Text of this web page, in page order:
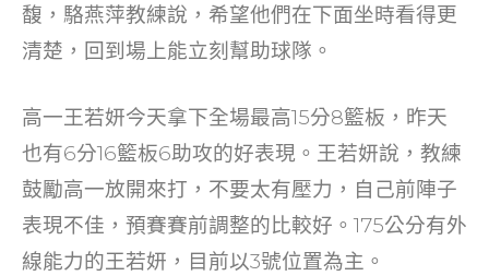
馥，駱燕萍教練說，希望他們在下面坐時看得更
清楚，回到場上能立刻幫助球隊。
高一王若妍今天拿下全場最高15分8籃板，昨天
也有6分16籃板6助攻的好表現。王若妍說，教練
鼓勵高一放開來打，不要太有壓力，自己前陣子
表現不佳，預賽賽前調整的比較好。175公分有外
線能力的王若妍，目前以3號位置為主。